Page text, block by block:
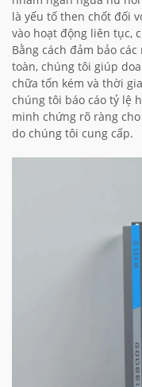
là yếu tố then chốt đối
vào hoạt động liên tục,
Bằng cách đảm bảo
toàn, chúng tôi giúp
chữa tốn kém và thời
chúng tôi báo cáo tỷ lệ
minh chứng rõ ràng
do chúng tôi cung cấp.